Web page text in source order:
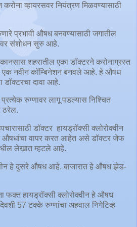
व्हायरसवर नियंत्रण मिळवण्यासाठी
प्रभावी औषध बनवण्यासाठी जगातील
संशोधन सुरु आहे.
शहरातील एका डॉक्टरने करोनाग्रस्त
एक नवीन कॉम्बिनेशन बनवले आहे. हे औषध
डॉक्टरचा दावा आहे.
रुग्णावर लागू पडल्यास निश्चित
ठरेल.
डॉक्टर हायड्रॉक्सी क्लोरोक्वीन
औषधांचा वापर करत आहेत असे डॉक्टर जेफ
लेखात म्हटले आहे.
हे दुसरे औषध आहे. बाजारात हे औषध झेड-
हायड्रॉक्सी क्लोरोक्वीन हे औषध
57 टक्के रुग्णांचा अहवाल निगेटिव्ह